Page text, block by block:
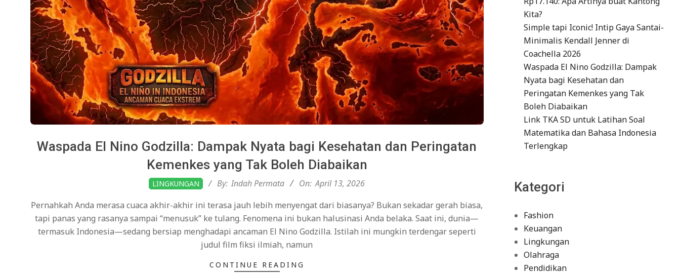
Waspada El Nino Godzilla: Dampak Nyata bagi Kesehatan dan Peringatan
Kemenkes yang Tak Boleh Diabaikan
13
LINGKUNGAN By: Indah Permata On: April 13, 2026
Pernahkah Anda merasa cuaca akhir-akhir ini terasa jauh lebih menyengat dari biasanya? Bukan sekadar gerah biasa,
tapi panas yang rasanya sampai “menusuk” ke tulang. Fenomena ini bukan halusinasi Anda belaka. Saat ini, dunia—
termasuk Indonesia—sedang bersiap menghadapi ancaman El Nino Godzilla. Istilah ini mungkin terdengar seperti
judul film fiksi ilmiah, namun
CONTINUE READING
Kita?
Simple tapi Iconic! Intip Gaya Santai-
Minimalis Kendall Jenner di
Coachella 2026
Waspada El Nino Godzilla: Dampak
Nyata bagi Kesehatan dan
Peringatan Kemenkes yang Tak
Boleh Diabaikan
Link TKA SD untuk Latihan Soal
Matematika dan Bahasa Indonesia
Terlengkap
Kategori
Fashion
Keuangan
Lingkungan
Olahraga
Pendidikan